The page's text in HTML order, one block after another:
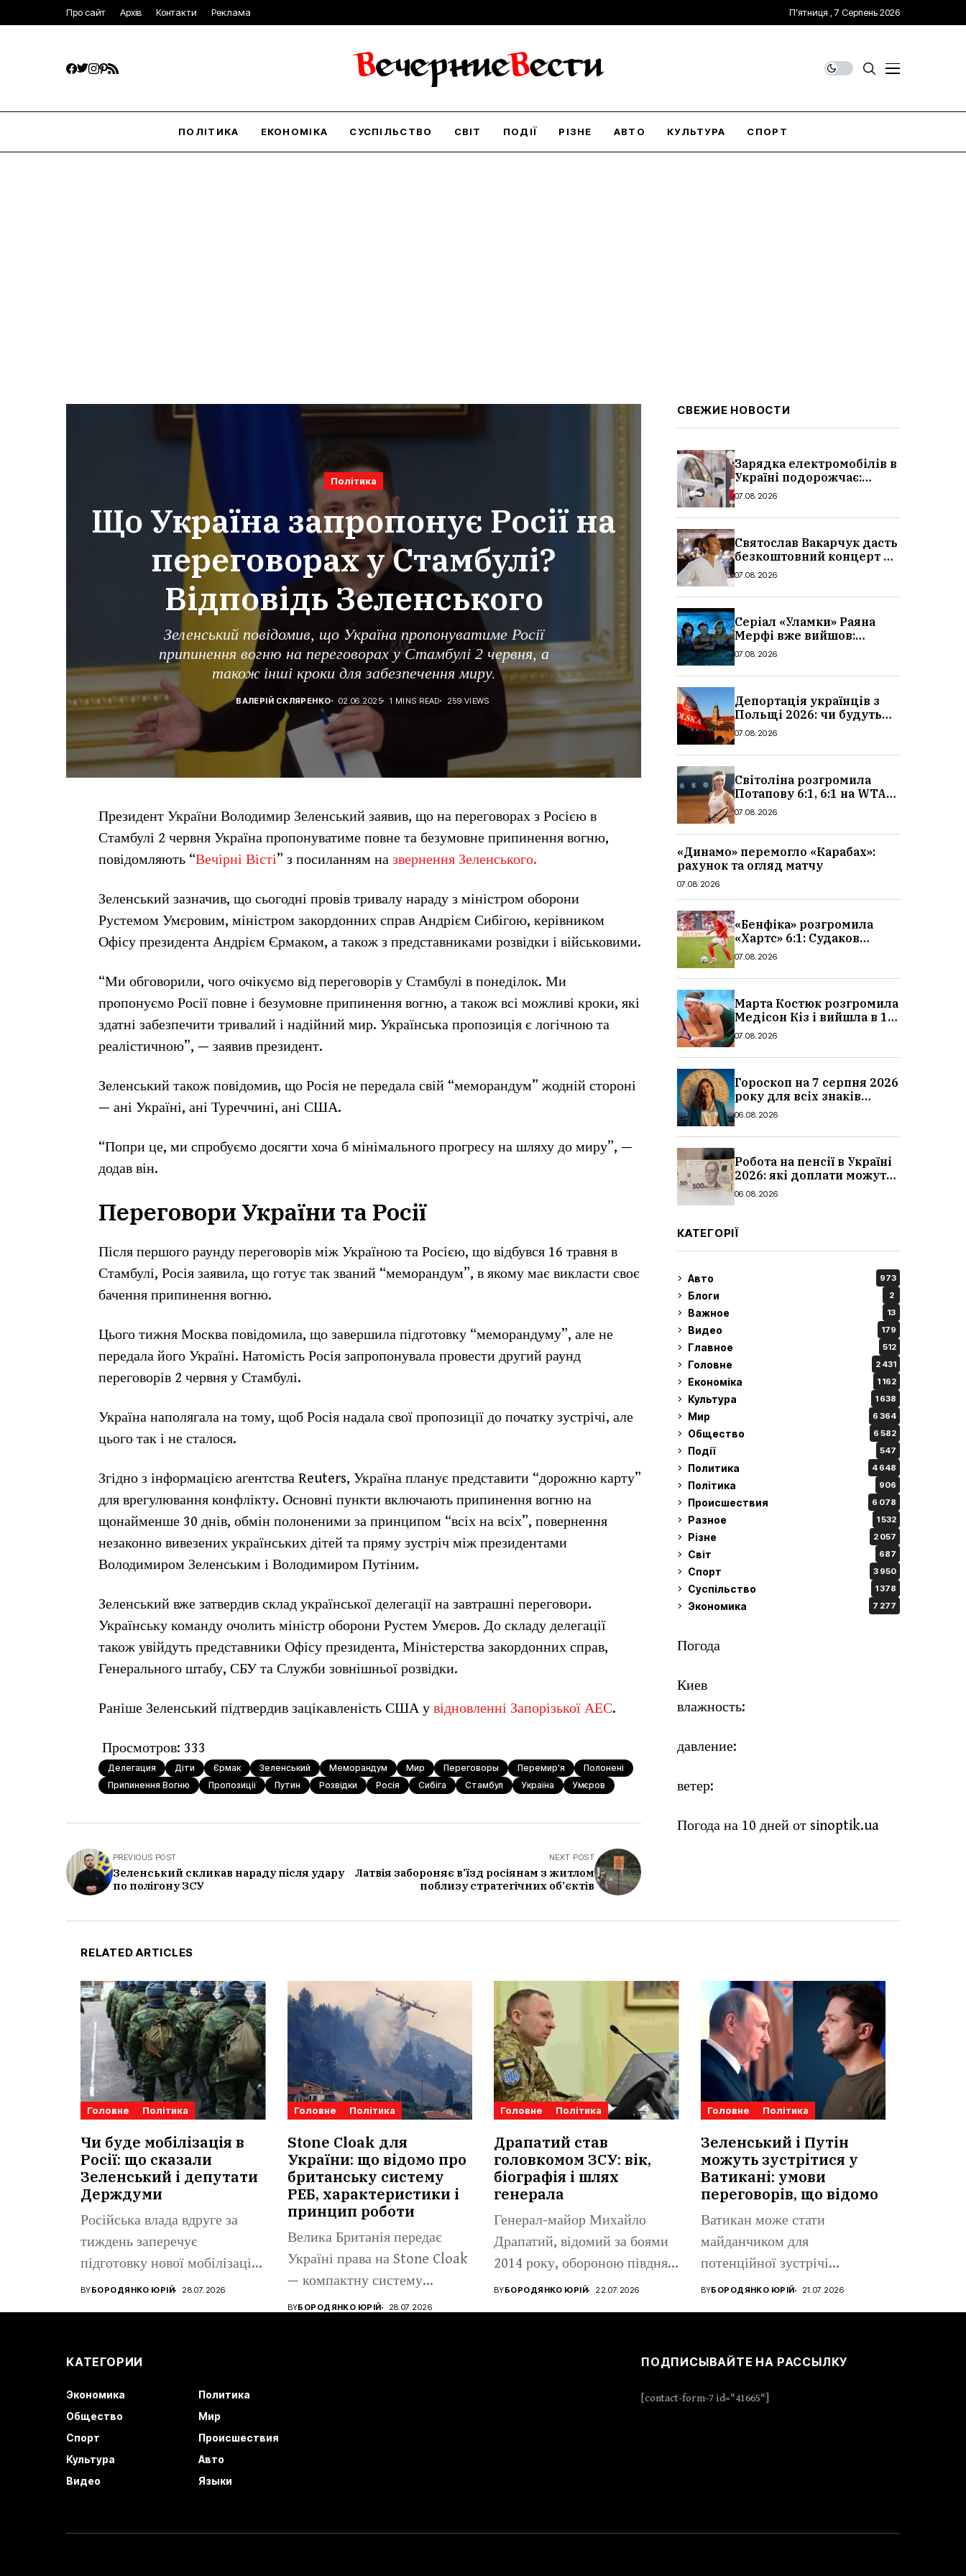
Про сайт Архів Контакти Реклама П’ятниця , 7 Серпень 2026
ПОЛІТИКА ЕКОНОМІКА СУСПІЛЬСТВО СВІТ ПОДІЇ РІЗНЕ АВТО КУЛЬТУРА СПОРТ
Політика
Що Україна запропонує Росії на
переговорах у Стамбулі?
Відповідь Зеленського
Зеленський повідомив, що Україна пропонуватиме Росії
припинення вогню на переговорах у Стамбулі 2 червня, а
також інші кроки для забезпечення миру.
ВАЛЕРІЙ СКЛЯРЕНКО 02.06.2025 1 MINS READ 259 VIEWS
Президент України Володимир Зеленський заявив, що на переговорах з Росією в
Стамбулі 2 червня Україна пропонуватиме повне та безумовне припинення вогню,
повідомляють “Вечірні Вісті” з посиланням на звернення Зеленського.
Зеленський зазначив, що сьогодні провів тривалу нараду з міністром оборони
Рустемом Умєровим, міністром закордонних справ Андрієм Сибігою, керівником
Офісу президента Андрієм Єрмаком, а також з представниками розвідки і військовими.
“Ми обговорили, чого очікуємо від переговорів у Стамбулі в понеділок. Ми
пропонуємо Росії повне і безумовне припинення вогню, а також всі можливі кроки, які
здатні забезпечити тривалий і надійний мир. Українська пропозиція є логічною та
реалістичною”, — заявив президент.
Зеленський також повідомив, що Росія не передала свій “меморандум” жодній стороні
— ані Україні, ані Туреччині, ані США.
“Попри це, ми спробуємо досягти хоча б мінімального прогресу на шляху до миру”, —
додав він.
Переговори України та Росії
Після першого раунду переговорів між Україною та Росією, що відбувся 16 травня в
Стамбулі, Росія заявила, що готує так званий “меморандум”, в якому має викласти своє
бачення припинення вогню.
Цього тижня Москва повідомила, що завершила підготовку “меморандуму”, але не
передала його Україні. Натомість Росія запропонувала провести другий раунд
переговорів 2 червня у Стамбулі.
Україна наполягала на тому, щоб Росія надала свої пропозиції до початку зустрічі, але
цього так і не сталося.
Згідно з інформацією агентства Reuters, Україна планує представити “дорожню карту”
для врегулювання конфлікту. Основні пункти включають припинення вогню на
щонайменше 30 днів, обмін полоненими за принципом “всіх на всіх”, повернення
незаконно вивезених українських дітей та пряму зустріч між президентами
Володимиром Зеленським і Володимиром Путіним.
Зеленський вже затвердив склад української делегації на завтрашні переговори.
Українську команду очолить міністр оборони Рустем Умєров. До складу делегації
також увійдуть представники Офісу президента, Міністерства закордонних справ,
Генерального штабу, СБУ та Служби зовнішньої розвідки.
Раніше Зеленський підтвердив зацікавленість США у відновленні Запорізької АЕС.
Просмотров: 333
Делегация Діти Єрмак Зеленський Меморандум Мир Переговоры Перемир'я
Полонені
Припинення Вогню
Пропозиції Путин Розвідки Росія Сибіга Стамбул Україна Умєров
PREVIOUS POST
Зеленський скликав нараду після удару
по полігону ЗСУ
NEXT POST
Латвія забороняє в’їзд росіянам з житлом
поблизу стратегічних об’єктів
СВЕЖИЕ НОВОСТИ
Зарядка електромобілів в
Україні подорожчає:
причина і нові ціни з
07.08.2026
Святослав Вакарчук дасть
безкоштовний концерт у
Львові: дата і місце
07.08.2026
Серіал «Уламки» Раяна
Мерфі вже вийшов:
сюжет, актори та всі
07.08.2026
Депортація українців з
Польщі 2026: чи будуть
висилати українських
07.08.2026
Світоліна розгромила
Потапову 6:1, 6:1 на WTA
1000 у Торонто
07.08.2026
«Динамо» перемогло «Карабах»:
рахунок та огляд матчу
07.08.2026
«Бенфіка» розгромила
«Хартс» 6:1: Судаков
відзначився асистом,
07.08.2026
Марта Костюк розгромила
Медісон Кіз і вийшла в 1/8
фіналу Торонто: результат
07.08.2026
Гороскоп на 7 серпня 2026
року для всіх знаків
зодіаку: кому пощастить у
06.08.2026
Робота на пенсії в Україні
2026: які доплати можуть
скасувати, про що
06.08.2026
КАТЕГОРІЇ
Авто 973
Блоги 2
Важное 13
Видео 179
Главное 512
Головне 2 431
Економіка 1 162
Культура 1 638
Мир 6 364
Общество 6 582
Події 547
Политика 4 648
Політика 906
Происшествия 6 078
Разное 1 532
Різне 2 057
Світ 687
Спорт 3 950
Суспільство 1 378
Экономика 7 277
Погода
Киев
влажность:
давление:
ветер:
Погода на 10 дней от sinoptik.ua
RELATED ARTICLES
Головне Політика
Чи буде мобілізація в
Росії: що сказали
Зеленський і депутати
Держдуми
Російська влада вдруге за
тиждень заперечує
підготовку нової мобілізації,
але Україна вказує...
BYБОРОДЯНКО ЮРІЙ 28.07.2026
Головне Політика
Stone Cloak для
України: що відомо про
британську систему
РЕБ, характеристики і
принцип роботи
Велика Британія передає
Україні права на Stone Cloak
— компактну систему
радіоелектронної...
BYБОРОДЯНКО ЮРІЙ 28.07.2026
Головне Політика
Драпатий став
головкомом ЗСУ: вік,
біографія і шлях
генерала
Генерал-майор Михайло
Драпатий, відомий за боями
2014 року, обороною півдня,
Харківщини та...
BYБОРОДЯНКО ЮРІЙ 22.07.2026
Головне Політика
Зеленський і Путін
можуть зустрітися у
Ватикані: умови
переговорів, що відомо
Ватикан може стати
майданчиком для
потенційної зустрічі
Володимира Зеленського і
BYБОРОДЯНКО ЮРІЙ 21.07.2026
КАТЕГОРИИ
Экономика
Политика
Общество
Мир
Спорт
Происшествия
Культура
Авто
Видео
Языки
ПОДПИСЫВАЙТЕ НА РАССЫЛКУ
[contact-form-7 id="41665"]